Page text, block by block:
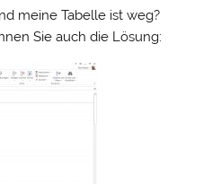
meine Tabelle ist weg?
Sie auch die Lösung: